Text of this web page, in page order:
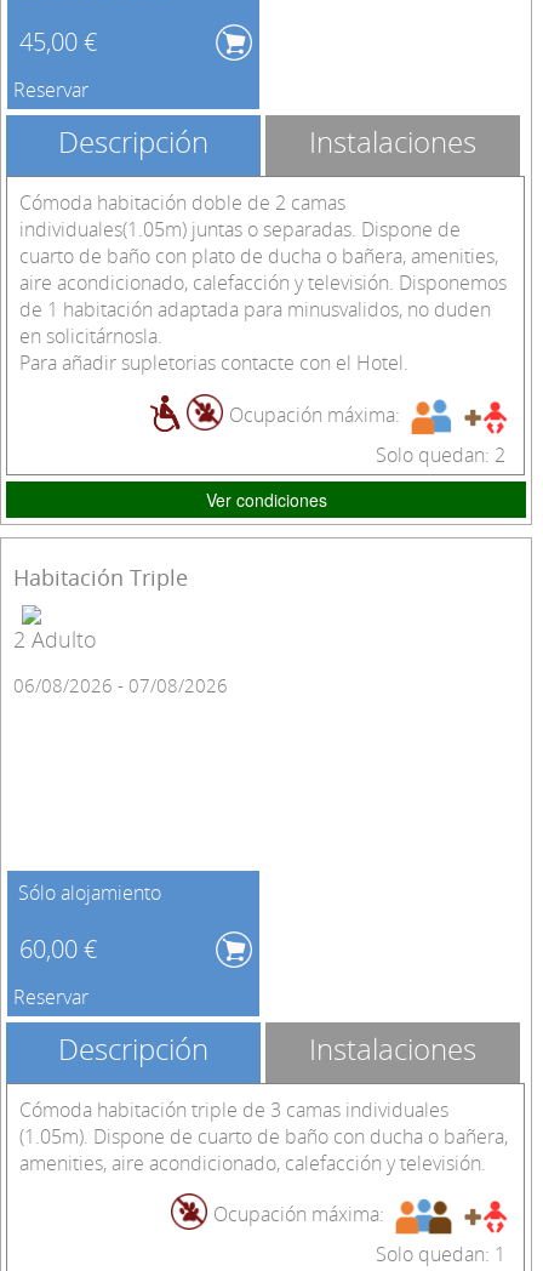
45,00 €
Reservar
Descripción Instalaciones
Cómoda habitación doble de 2 camas
individuales(1.05m) juntas o separadas. Dispone de
cuarto de baño con plato de ducha o bañera, amenities,
aire acondicionado, calefacción y televisión. Disponemos
de 1 habitación adaptada para minusvalidos, no duden
en solicitárnosla.
Para añadir supletorias contacte con el Hotel.
Ocupación máxima:
Solo quedan: 2
Ver condiciones
Habitación Triple
2 Adulto
06/08/2026 - 07/08/2026
Sólo alojamiento
60,00 €
Reservar
Descripción Instalaciones
Cómoda habitación triple de 3 camas individuales
(1.05m). Dispone de cuarto de baño con ducha o bañera,
amenities, aire acondicionado, calefacción y televisión.
Ocupación máxima:
Solo quedan: 1